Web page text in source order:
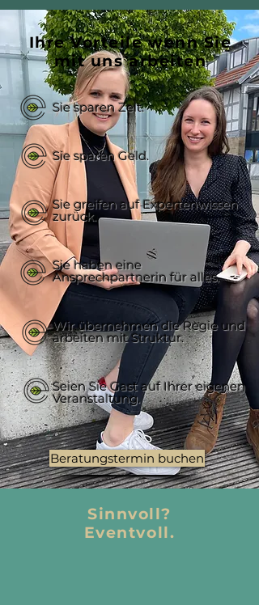
Ihre Vorteile wenn Sie
mit uns arbeiten
Sie sparen Zeit.
Sie sparen Geld.
Sie greifen auf Expertenwissen
zurück.
Sie haben eine
Ansprechpartnerin für alles.
Wir übernehmen die Regie und
arbeiten mit Struktur.
Seien Sie Gast auf Ihrer eigenen
Veranstaltung.
Beratungstermin buchen
Sinnvoll?
Eventvoll.